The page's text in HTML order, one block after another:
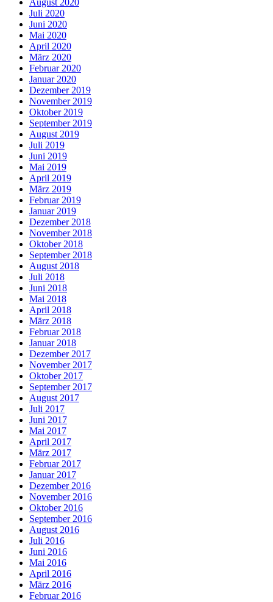
Juli 2020
Juni 2020
Mai 2020
April 2020
März 2020
Februar 2020
Januar 2020
Dezember 2019
November 2019
Oktober 2019
September 2019
August 2019
Juli 2019
Juni 2019
Mai 2019
April 2019
März 2019
Februar 2019
Januar 2019
Dezember 2018
November 2018
Oktober 2018
September 2018
August 2018
Juli 2018
Juni 2018
Mai 2018
April 2018
März 2018
Februar 2018
Januar 2018
Dezember 2017
November 2017
Oktober 2017
September 2017
August 2017
Juli 2017
Juni 2017
Mai 2017
April 2017
März 2017
Februar 2017
Januar 2017
Dezember 2016
November 2016
Oktober 2016
September 2016
August 2016
Juli 2016
Juni 2016
Mai 2016
April 2016
März 2016
Februar 2016